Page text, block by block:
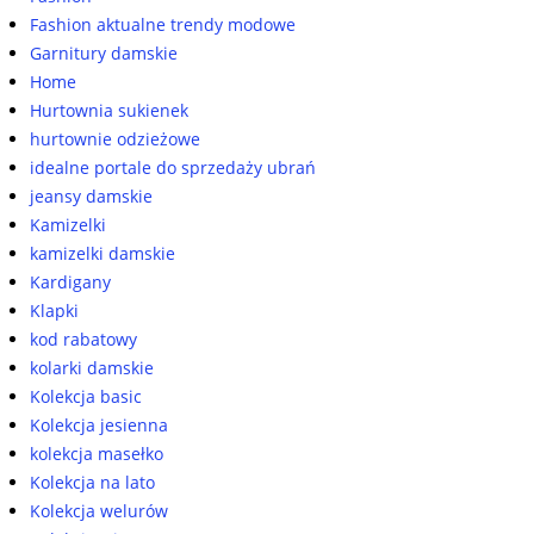
Fashion aktualne trendy modowe
Garnitury damskie
Home
Hurtownia sukienek
hurtownie odzieżowe
idealne portale do sprzedaży ubrań
jeansy damskie
Kamizelki
kamizelki damskie
Kardigany
Klapki
kod rabatowy
kolarki damskie
Kolekcja basic
Kolekcja jesienna
kolekcja masełko
Kolekcja na lato
Kolekcja welurów